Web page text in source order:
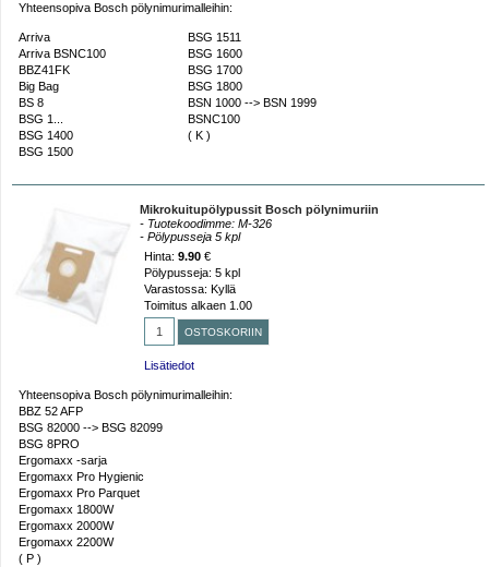
Yhteensopiva Bosch pölynimurimalleihin:
Arriva
Arriva BSNC100
BBZ41FK
Big Bag
BS 8
BSG 1...
BSG 1400
BSG 1500
BSG 1511
BSG 1600
BSG 1700
BSG 1800
BSN 1000 --> BSN 1999
BSNC100
( K )
Mikrokuitupölypussit Bosch pölynimuriin
- Tuotekoodimme: M-326
- Pölypusseja 5 kpl
Hinta: 9.90 €
Pölypusseja: 5 kpl
Varastossa: Kyllä
Toimitus alkaen 1.00
Lisätiedot
Yhteensopiva Bosch pölynimurimalleihin:
BBZ 52 AFP
BSG 82000 --> BSG 82099
BSG 8PRO
Ergomaxx -sarja
Ergomaxx Pro Hygienic
Ergomaxx Pro Parquet
Ergomaxx 1800W
Ergomaxx 2000W
Ergomaxx 2200W
( P )